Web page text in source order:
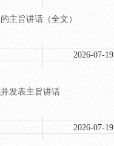
主旨讲话（全文）
2026-07-19
发表主旨讲话
2026-07-19